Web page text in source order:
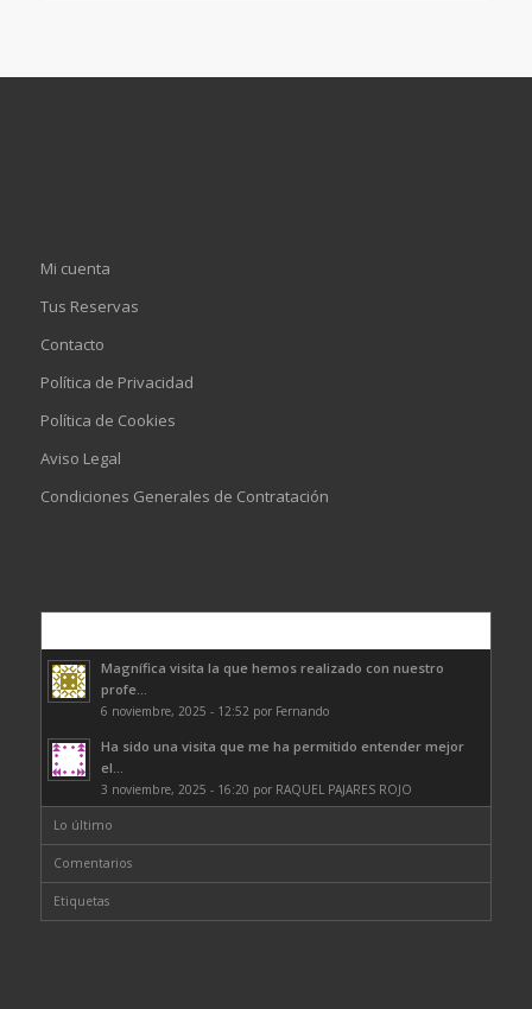
Mi cuenta
Tus Reservas
Contacto
Política de Privacidad
Política de Cookies
Aviso Legal
Condiciones Generales de Contratación
Magnífica visita la que hemos realizado con nuestro
profe...
6 noviembre, 2025 - 12:52 por Fernando
Ha sido una visita que me ha permitido entender mejor
el...
3 noviembre, 2025 - 16:20 por RAQUEL PAJARES ROJO
Lo último
Comentarios
Etiquetas